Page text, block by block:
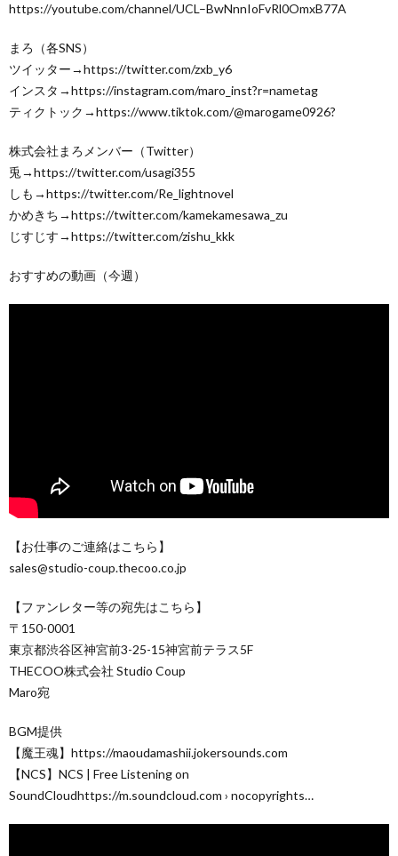
https://youtube.com/channel/UCL–BwNnnIoFvRl0OmxB77A
まろ（各SNS）
ツイッター→https://twitter.com/zxb_y6
インスタ→https://instagram.com/maro_inst?r=nametag
ティクトック→https://www.tiktok.com/@marogame0926?
株式会社まろメンバー（Twitter）
兎→https://twitter.com/usagi355
しも→https://twitter.com/Re_lightnovel
かめきち→https://twitter.com/kamekamesawa_zu
じすじす→https://twitter.com/zishu_kkk
おすすめの動画（今週）
【お仕事のご連絡はこちら】
sales@studio-coup.thecoo.co.jp
【ファンレター等の宛先はこちら】
〒150-0001
東京都渋谷区神宮前3-25-15神宮前テラス5F
THECOO株式会社 Studio Coup
Maro宛
BGM提供
【魔王魂】https://maoudamashii.jokersounds.com
【NCS】NCS | Free Listening on
SoundCloudhttps://m.soundcloud.com › nocopyrights…